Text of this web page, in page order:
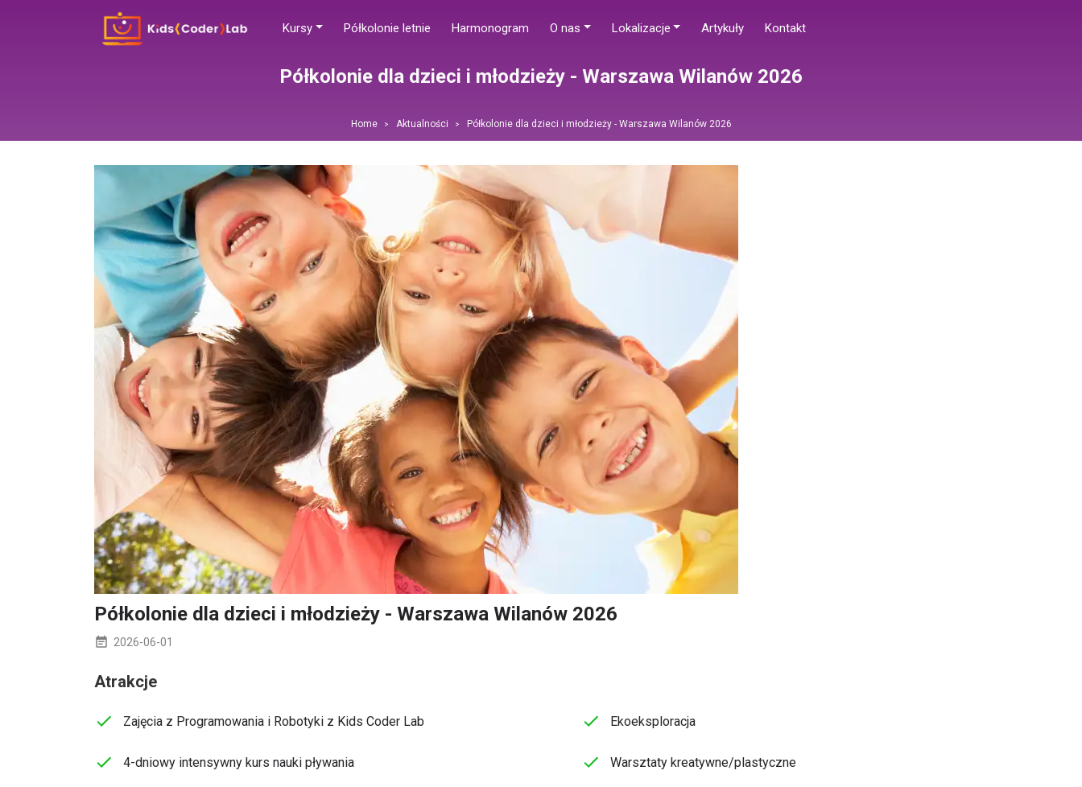
Kursy Półkolonie letnie Harmonogram O nas Lokalizacje Artykuły Kontakt
Półkolonie dla dzieci i młodzieży - Warszawa Wilanów 2026
Home Aktualności Półkolonie dla dzieci i młodzieży - Warszawa Wilanów 2026
Półkolonie dla dzieci i młodzieży - Warszawa Wilanów 2026
2026-06-01
Atrakcje
Zajęcia z Programowania i Robotyki z Kids Coder Lab
4-dniowy intensywny kurs nauki pływania
Ekoeksploracja
Warsztaty kreatywne/plastyczne